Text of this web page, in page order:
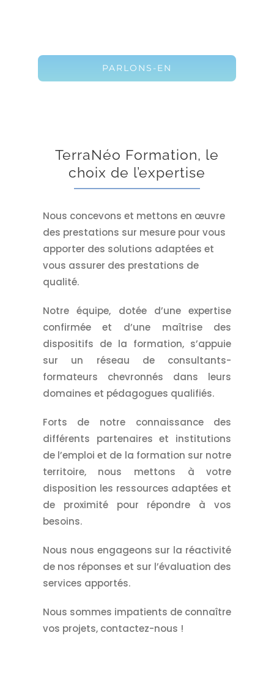
PARLONS-EN
TerraNéo Formation, le
choix de l’expertise
Nous concevons et mettons en œuvre
des prestations sur mesure pour vous
apporter des solutions adaptées et
vous assurer des prestations de
qualité.
Notre équipe, dotée d’une expertise
confirmée et d’une maîtrise des
dispositifs de la formation, s’appuie
sur un réseau de consultants-
formateurs chevronnés dans leurs
domaines et pédagogues qualifiés.
Forts de notre connaissance des
différents partenaires et institutions
de l’emploi et de la formation sur notre
territoire, nous mettons à votre
disposition les ressources adaptées et
de proximité pour répondre à vos
besoins.
Nous nous engageons sur la réactivité
de nos réponses et sur l’évaluation des
services apportés.
Nous sommes impatients de connaître
vos projets, contactez-nous !